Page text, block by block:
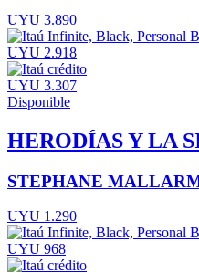
UYU 3.890
UYU 2.918
UYU 3.307
Disponible
HERODÍAS Y LA
STEPHANE
UYU 1.290
UYU 968